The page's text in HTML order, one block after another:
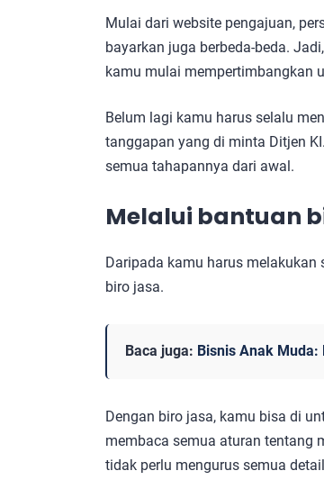
Mulai dari website pengajuan,
bayarkan juga berbeda-beda.
kamu mulai mempertimbangkan
Belum lagi kamu harus selalu
tanggapan yang di minta Ditjen
semua tahapannya dari awal.
Melalui bantuan
Daripada kamu harus
biro jasa.
Baca juga: Bisnis Anak Muda:
Dengan biro jasa, kamu bisa di
membaca semua aturan tentang
tidak perlu mengurus semua